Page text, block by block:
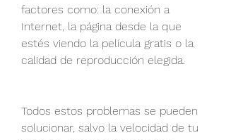
factores como: la conexión a
Internet, la página desde la que
estés viendo la película gratis o la
calidad de reproducción elegida.
Todos estos problemas se pueden
solucionar, salvo la velocidad de tu